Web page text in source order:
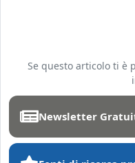
Se questo articolo ti è
Newsletter